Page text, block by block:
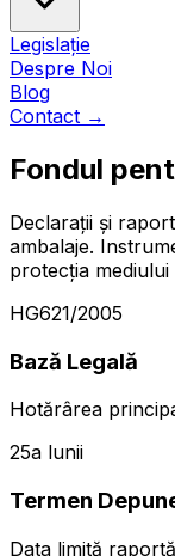
Legislație
Despre Noi
Blog
Contact →
Fondul
Declarații și
ambalaje.
protecția mediului
HG621/2005
Bază Legală
Hotărârea
25a lunii
Termen
Data limită